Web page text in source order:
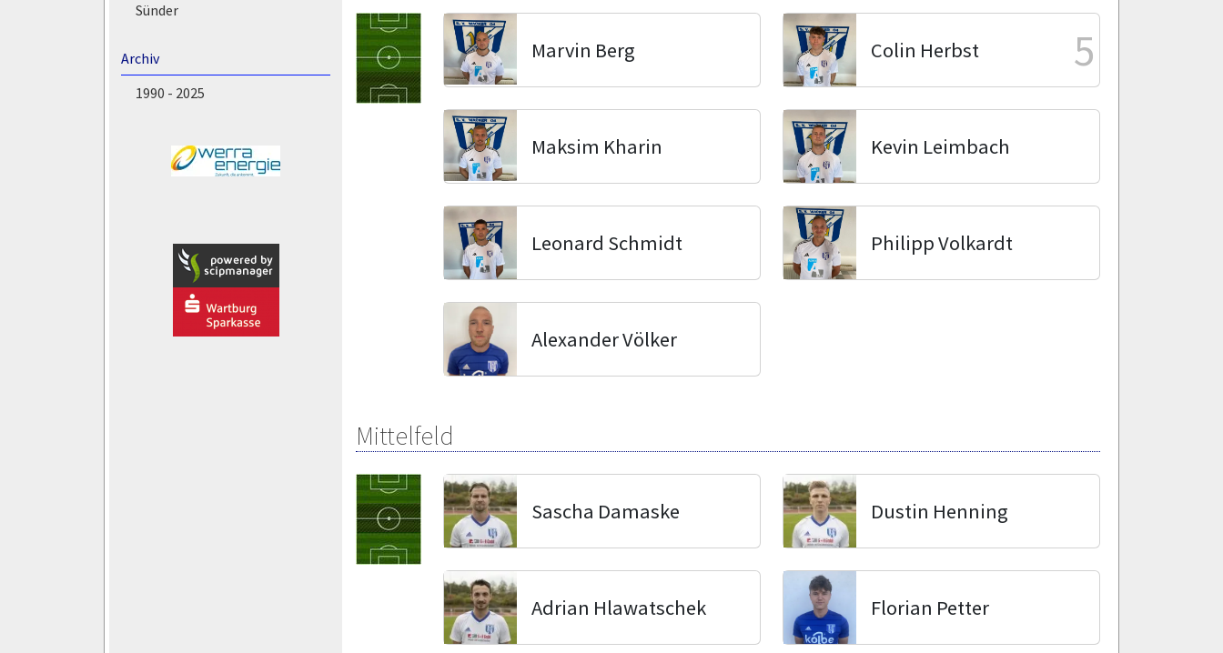
Sünder
Archiv
1990 - 2025
Marvin Berg Colin Herbst 5
Maksim Kharin Kevin Leimbach
Leonard Schmidt Philipp Volkardt
Alexander Völker
Mittelfeld
Sascha Damaske Dustin Henning
Adrian Hlawatschek Florian Petter